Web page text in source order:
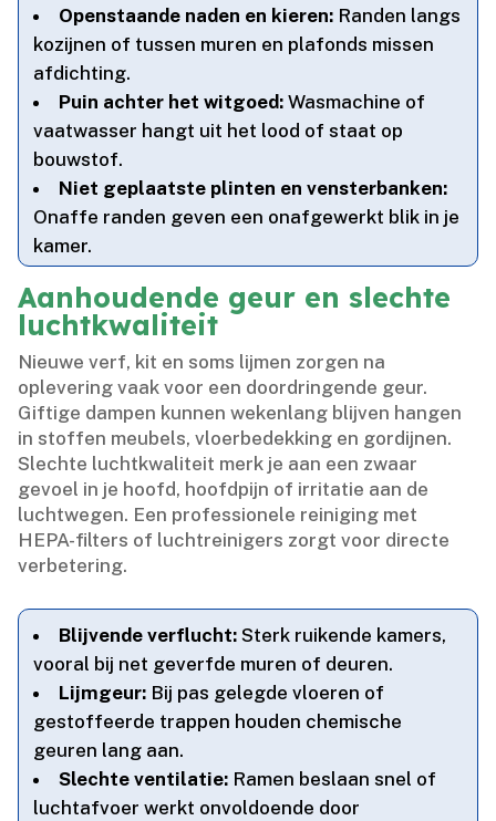
Openstaande naden en kieren: Randen langs
kozijnen of tussen muren en plafonds missen
afdichting.​
Puin achter het witgoed: Wasmachine of
vaatwasser hangt uit het lood of staat op
bouwstof.​
Niet geplaatste plinten en vensterbanken:
Onaffe randen geven een onafgewerkt blik in je
kamer.​
Aanhoudende geur en slechte
luchtkwaliteit
Nieuwe verf, kit en soms lijmen zorgen na
oplevering vaak voor een doordringende geur.​
Giftige dampen kunnen wekenlang blijven hangen
in stoffen meubels, vloerbedekking en gordijnen.​
Slechte luchtkwaliteit merk je aan een zwaar
gevoel in je hoofd, hoofdpijn of irritatie aan de
luchtwegen.​ Een professionele reiniging met
HEPA-filters of luchtreinigers zorgt voor directe
verbetering.​
Blijvende verflucht: Sterk ruikende kamers,
vooral bij net geverfde muren of deuren.​
Lijmgeur: Bij pas gelegde vloeren of
gestoffeerde trappen houden chemische
geuren lang aan.​
Slechte ventilatie: Ramen beslaan snel of
luchtafvoer werkt onvoldoende door